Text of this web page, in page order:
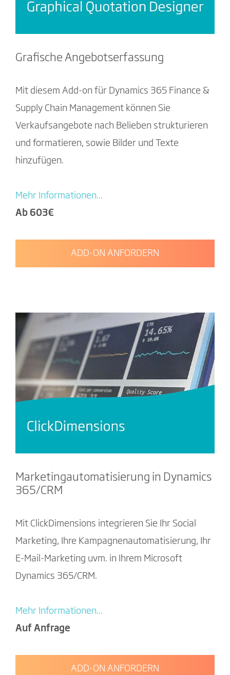
Grafische Angebotserfassung
Mit diesem Add-on für Dynamics 365 Finance &
Supply Chain Management können Sie
Verkaufsangebote nach Belieben strukturieren
und formatieren, sowie Bilder und Texte
hinzufügen.
Mehr Informationen...
Ab 603€
ADD-ON ANFORDERN
Marketingautomatisierung in Dynamics
365/CRM
Mit ClickDimensions integrieren Sie Ihr Social
Marketing, Ihre Kampagnenautomatisierung, Ihr
E-Mail-Marketing uvm. in Ihrem Microsoft
Dynamics 365/CRM.
Mehr Informationen...
Auf Anfrage
ADD-ON ANFORDERN